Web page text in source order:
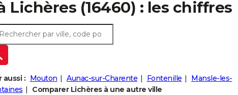
Lichères (16460) : les chiffres
aussi : Mouton Aunac-sur-Charente Fontenille
Mansle-les-
Comparer Lichères à une autre ville